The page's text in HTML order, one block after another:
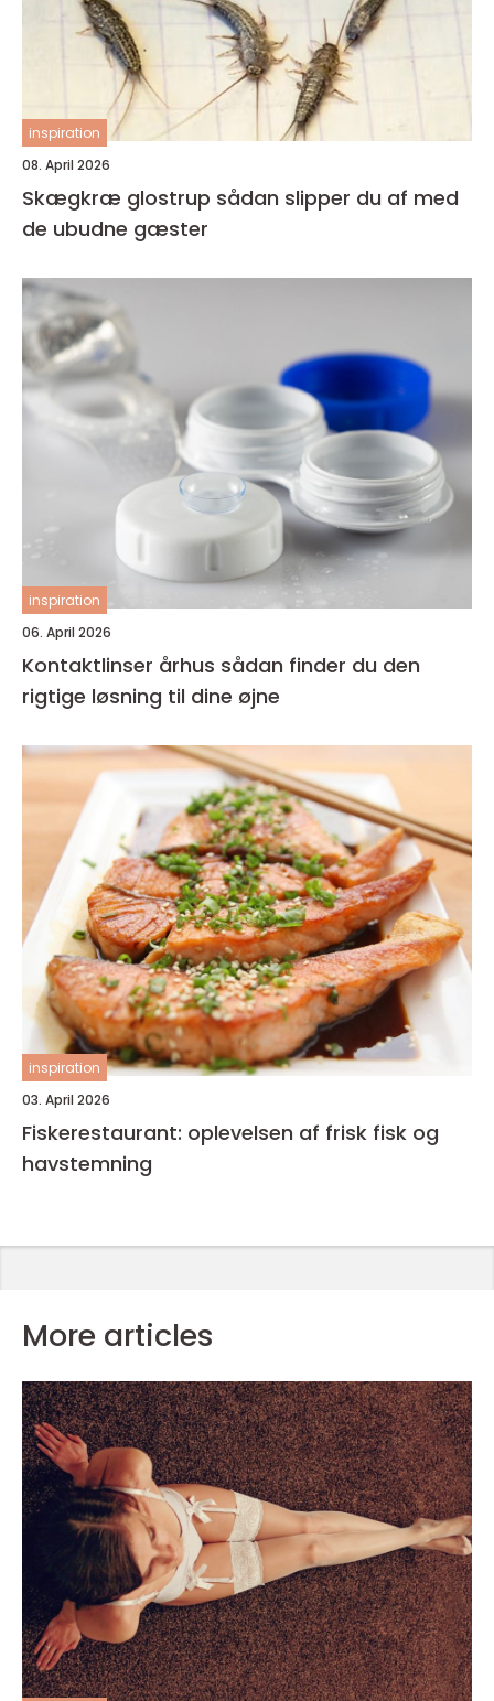
inspiration
08. April 2026
Skægkræ glostrup sådan slipper du af med
de ubudne gæster
inspiration
06. April 2026
Kontaktlinser århus sådan finder du den
rigtige løsning til dine øjne
inspiration
03. April 2026
Fiskerestaurant: oplevelsen af frisk fisk og
havstemning
More articles